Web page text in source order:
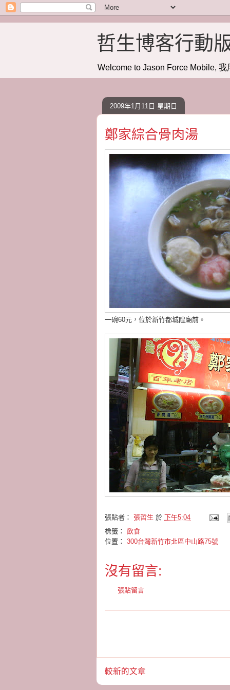
哲生博客行動
Welcome to Jason Force Mobile,
2009年1月11日 星期日
鄭家綜合骨肉湯
一碗60元，位於新竹都城隍廟前。
張貼者： 張哲生 於 下午5:04
標籤： 飲食
位置： 300台灣新竹市北區中山路75號
沒有留言:
張貼留言
較新的文章